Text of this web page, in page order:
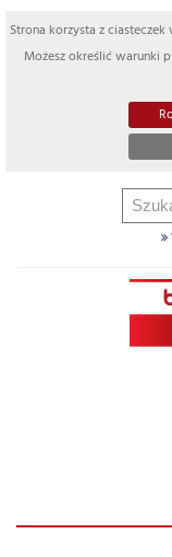
Strona korzysta z
Możesz określić warunki